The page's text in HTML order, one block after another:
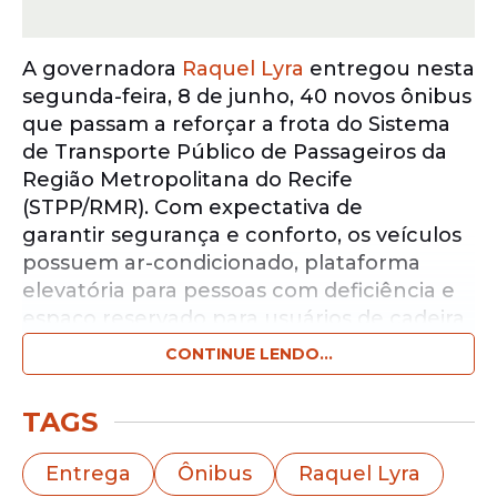
A governadora Raquel Lyra entregou nesta
segunda-feira, 8 de junho, 40 novos ônibus
que passam a reforçar a frota do Sistema
de Transporte Público de Passageiros da
Região Metropolitana do Recife
(STPP/RMR). Com expectativa de
garantir segurança e conforto, os veículos
possuem ar-condicionado, plataforma
elevatória para pessoas com deficiência e
espaço reservado para usuários de cadeira
de Prefeiturapelo nosso canal.
CONTINUE LENDO...
TAGS
Entrega Ônibus Raquel Lyra